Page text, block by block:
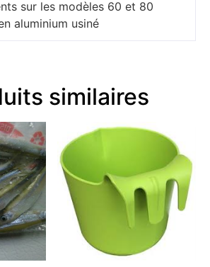
sur les modèles 60 et 80
aluminium usiné
similaires